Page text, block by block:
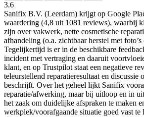
3.6
Sanifix B.V. (Leerdam) krijgt op Google
waardering (4,8 uit 1081 reviews), waarbij
zijn over vakwerk, nette cosmetische
afhandeling (o.a. zichtbaar herstel met
Tegelijkertijd is er in de beschikbare
incident met vertraging en daaruit
klant, en op Trustpilot staat een negatieve
teleurstellend reparatieresultaat en discussie
beschrijft. Over het geheel lijkt Sanifix
reparatie/afwerking, maar bij uitloop en in
het zaak om duidelijke afspraken te maken
werkplek/voorafgaande situatie goed vast te